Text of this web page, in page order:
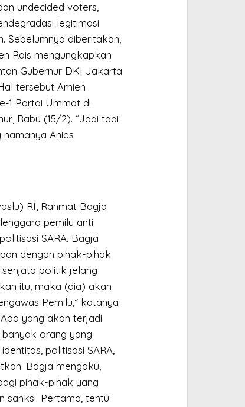
undecided voters,
legitimasi
Sebelumnya diberitakan,
Rais mengungkapkan
Gubernur DKI Jakarta
tersebut Amien
1 Partai Ummat di
Rabu (15/2). “Jadi tadi
namanya Anies
RI, Rahmat Bagja
pemilu anti
SARA. Bagja
dengan pihak-pihak
politik jelang
itu, maka (dia) akan
Pemilu,” katanya
yang akan terjadi
orang yang
politisasi SARA,
Bagja mengaku,
pihak-pihak yang
sanksi. Pertama, tentu